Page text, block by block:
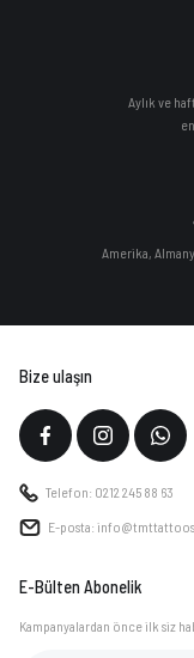
Aylık ve
Amerika,
Bize ulaşın
Telefon: 0212 245 88 63
E-posta:
E-Bülten Abonelik
Kampanyalardan önce ilk siz